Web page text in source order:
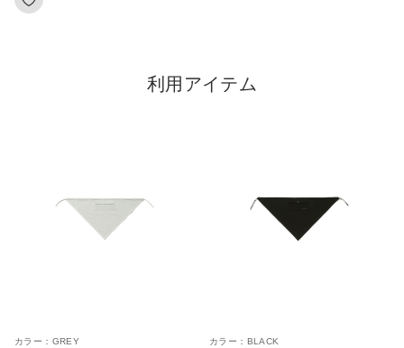
利用アイテム
カラー： GREY
カラー： BLACK